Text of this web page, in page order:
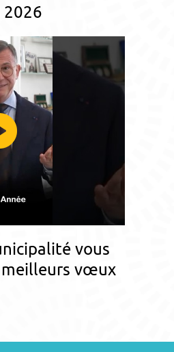
vous
vœux